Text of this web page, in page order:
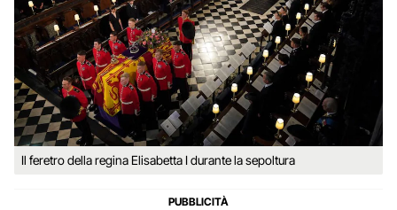
Il feretro della regina Elisabetta I durante la sepoltura